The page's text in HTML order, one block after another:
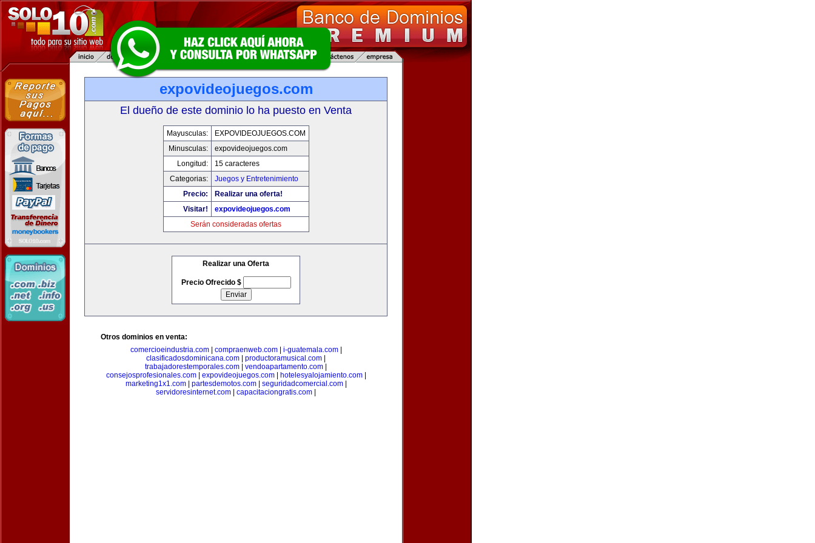
expovideojuegos.com
El dueño de este dominio lo ha puesto en Venta
Mayusculas:
EXPOVIDEOJUEGOS.COM
Minusculas:
expovideojuegos.com
Longitud:
15 caracteres
Categorias:
Juegos y Entretenimiento
Precio:
Realizar una oferta!
Visitar!
expovideojuegos.com
Serán consideradas ofertas
Realizar una Oferta
Precio Ofrecido $
Otros dominios en venta:
comercioeindustria.com| compraenweb.com| i-guatemala.com|
clasificadosdominicana.com
productoramusical.com
trabajadorestemporales.com
vendoapartamento.com
consejosprofesionales.com| expovideojuegos.com| hotelesyalojamiento.com|
marketing1x1.com| partesdemotos.com| seguridadcomercial.com|
servidoresinternet.com
capacitaciongratis.com